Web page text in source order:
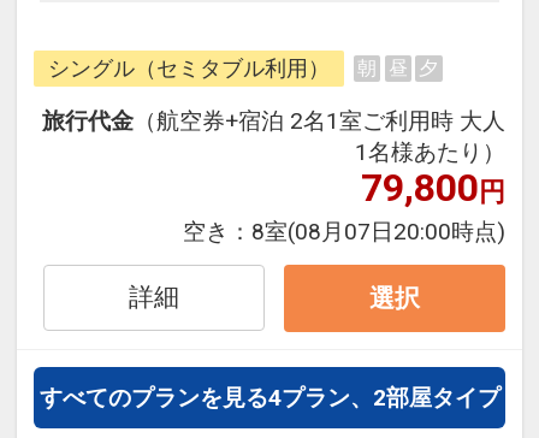
フライトと宿泊を自由に組み合わせ
できるダイナミックパッケージだか
ら、一都市滞在はもちろん周遊旅行
にも最適！
旅行期間中の1泊だけの宿泊や延
泊・飛び泊なども自由自在です。
フライトは、安心のJAL（または
JALグループ）確約！フライトマイ
ル50%貯まります。
オプションでレンタカーや現地交
通・体験プランなどの追加（同時予
約）が可能なプランもございます。
シングル（セミタブル利用） 朝 昼 夕
旅行代金 （航空券+宿泊 2名1室ご利用時 大人
1名様あたり）
79,800円
空き： 8室(08月07日20:00時点)
詳細 選択
すべてのプランを見る4プラン、2部屋タイプ